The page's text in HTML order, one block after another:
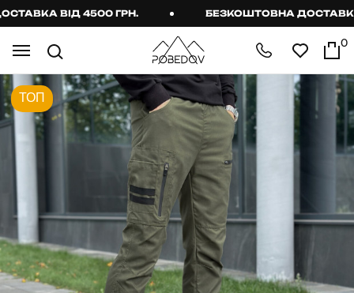
ВІД 4500 ГРН. БЕЗКОШТОВНА ДОСТАВКА
0
ТОП